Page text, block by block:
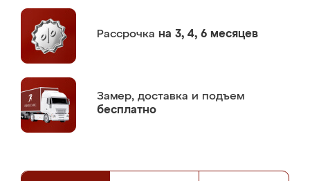
Рассрочка на 3, 4, 6 месяцев
Замер, доставка и подъем
бесплатно